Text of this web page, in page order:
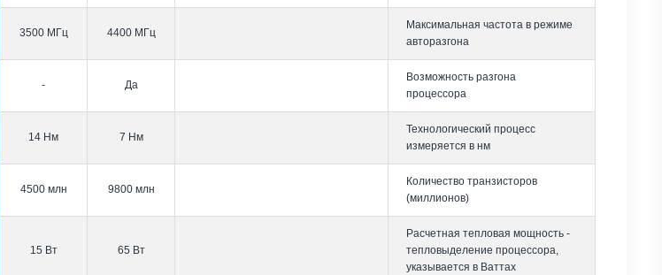
3500 МГц 4400 МГц
Максимальная частота в режиме
авторазгона
- Да
Возможность разгона
процессора
14 Нм 7 Нм
Технологический процесс
измеряется в нм
4500 млн 9800 млн
Количество транзисторов
(миллионов)
15 Вт 65 Вт
Расчетная тепловая мощность -
тепловыделение процессора,
указывается в Ваттах